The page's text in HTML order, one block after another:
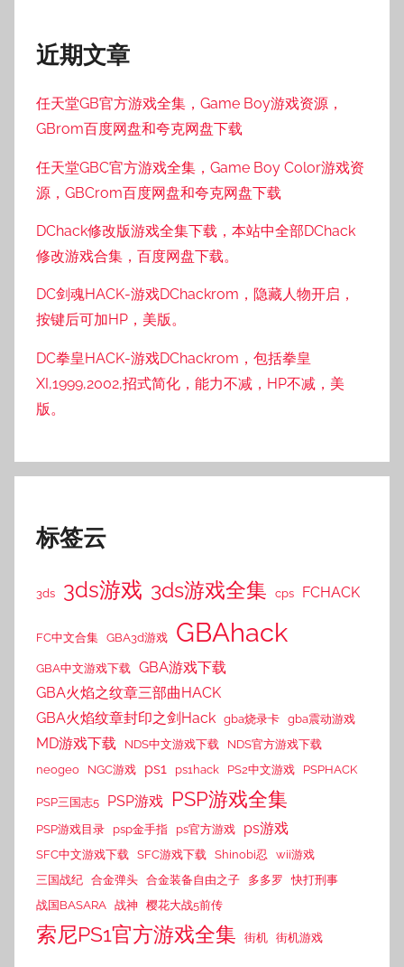
近期文章
任天堂GB官方游戏全集，Game Boy游戏资源，
GBrom百度网盘和夸克网盘下载
任天堂GBC官方游戏全集，Game Boy Color游戏资
源，GBCrom百度网盘和夸克网盘下载
DChack修改版游戏全集下载，本站中全部DChack
修改游戏合集，百度网盘下载。
DC剑魂HACK-游戏DChackrom，隐藏人物开启，
按键后可加HP，美版。
DC拳皇HACK-游戏DChackrom，包括拳皇
XI,1999,2002,招式简化，能力不减，HP不减，美
版。
标签云
3ds 3ds游戏 3ds游戏全集 cps FCHACK
FC中文合集 GBA3d游戏 GBAhack
GBA中文游戏下载
GBA游戏下载
GBA火焰之纹章三部曲HACK
GBA火焰纹章封印之剑Hack gba烧录卡 gba震动游戏
MD游戏下载 NDS中文游戏下载
NDS官方游戏下载
neogeo
NGC游戏 ps1 ps1hack PS2中文游戏 PSPHACK
PSP三国志5 PSP游戏 PSP游戏全集
PSP游戏目录 psp金手指 ps官方游戏 ps游戏
SFC中文游戏下载 SFC游戏下载 Shinobi忍
wii游戏
三国战纪 合金弹头 合金装备自由之子 多多罗
快打刑事
战国BASARA 战神 樱花大战5前传
索尼PS1官方游戏全集 街机 街机游戏